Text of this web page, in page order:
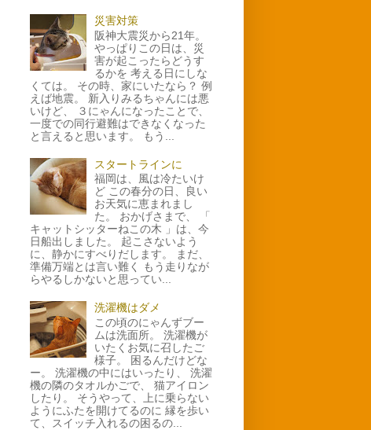
災害対策
阪神大震災から21年。
やっぱりこの日は、災
害が起こったらどうす
るかを 考える日にしな
くては。 その時、家にいたなら？ 例
えば地震。 新入りみるちゃんには悪
いけど、 ３にゃんになったことで、
一度での同行避難はできなくなった
と言えると思います。 もう...
スタートラインに
福岡は、風は冷たいけ
ど この春分の日、良い
お天気に恵まれまし
た。 おかげさまで、 「
キャットシッターねこの木 」は、今
日船出しました。 起こさないよう
に、静かにすべりだします。 まだ、
準備万端とは言い難く もう走りなが
らやるしかないと思ってい...
洗濯機はダメ
この頃のにゃんずブー
ムは洗面所。 洗濯機が
いたくお気に召したご
様子。 困るんだけどな
ー。 洗濯機の中にはいったり、 洗濯
機の隣のタオルかごで、 猫アイロン
したり。 そうやって、上に乗らない
ようにふたを開けてるのに 縁を歩い
て、スイッチ入れるの困るの...